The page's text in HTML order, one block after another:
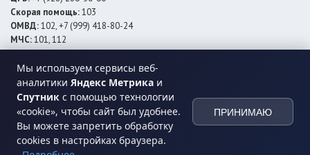
Мы используем сервисы веб-
аналитики Яндекс Метрика и
Спутник с помощью технологии
«cookie», чтобы сайт был удобнее.
Вы можете запретить обработку
cookies в настройках браузера.
ПРИНИМАЮ
Скорая помощь:103
ОМВД:102, +7 (999) 418-80-24
МЧС:101, 112
ЕДДС:+7 (928) 576-09-83
Электросети:+7 (800) 220-02-20
Даггаз:+7 (928) 980-64-04
Горводоснаб: +7 (928) 559-59-74
Теплоснаб: +7 (928) 873-27-09
МФЦ:+7 (938) 777-82-44